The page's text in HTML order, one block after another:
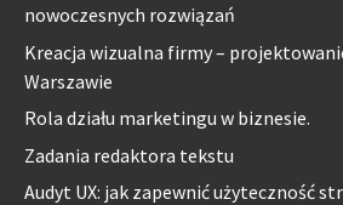
nowoczesnych rozwiązań
Kreacja wizualna firmy –
Warszawie
Rola działu marketingu w biznesie.
Zadania redaktora tekstu
Audyt UX: jak zapewnić użyteczność